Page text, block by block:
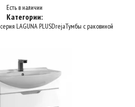
Есть в наличии
Категории:
серия LAGUNA PLUSDrejaТумбы с раковиной